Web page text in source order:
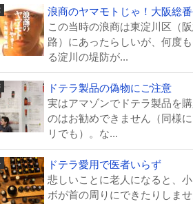
浪商のヤマモトじゃ！大阪総
この当時の浪商は東淀川区（
路）にあったらしいが、何度も
る淀川の堤防が...
ドテラ製品の偽物にご注意
実はアマゾンでドテラ製品を
のはお勧めできません（同様
リでも）。な...
ドテラ愛用で医者いらず
悲しいことに老人になると、
ボが首の周りにできたりしま